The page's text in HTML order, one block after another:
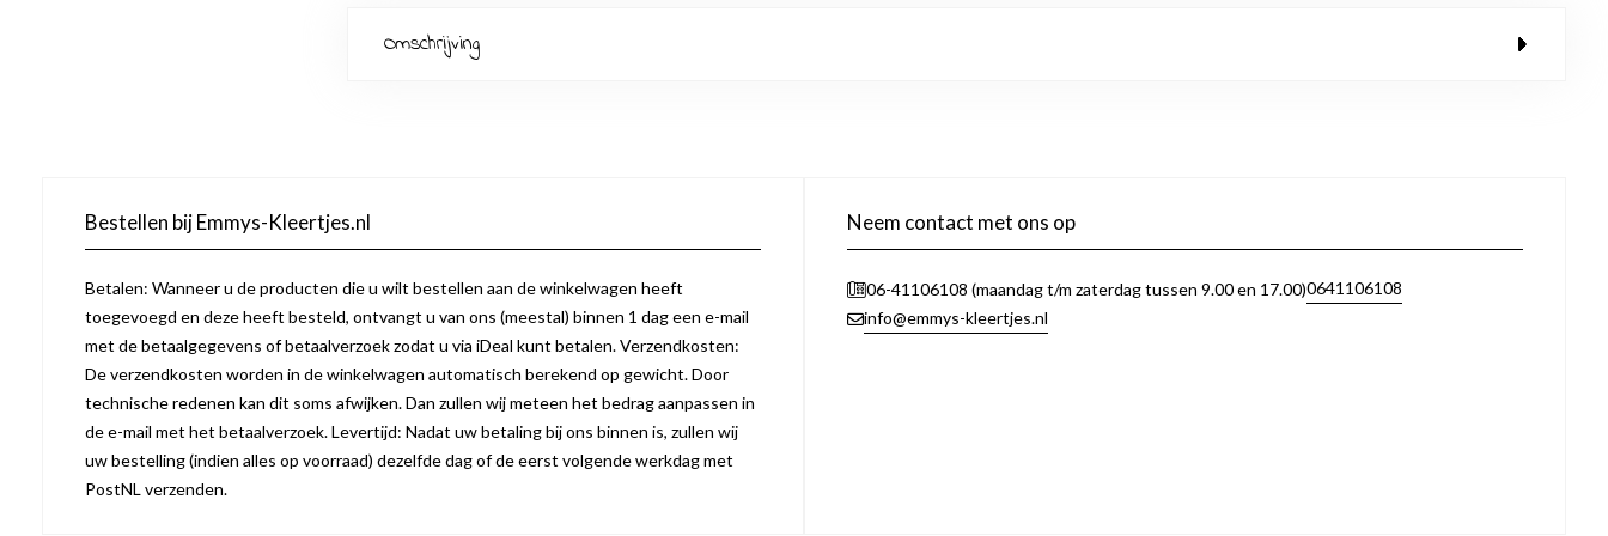
Omschrijving
Bestellen bij Emmys-Kleertjes.nl
Betalen: Wanneer u de producten die u wilt bestellen aan de winkelwagen heeft
toegevoegd en deze heeft besteld, ontvangt u van ons (meestal) binnen 1 dag een e-mail
met de betaalgegevens of betaalverzoek zodat u via iDeal kunt betalen. Verzendkosten:
De verzendkosten worden in de winkelwagen automatisch berekend op gewicht. Door
technische redenen kan dit soms afwijken. Dan zullen wij meteen het bedrag aanpassen in
de e-mail met het betaalverzoek. Levertijd: Nadat uw betaling bij ons binnen is, zullen wij
uw bestelling (indien alles op voorraad) dezelfde dag of de eerst volgende werkdag met
PostNL verzenden.
Neem contact met ons op
06-41106108 (maandag t/m zaterdag tussen 9.00 en 17.00)0641106108
info@emmys-kleertjes.nl